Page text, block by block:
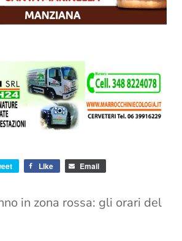
Like Email
in zona rossa: gli orari del